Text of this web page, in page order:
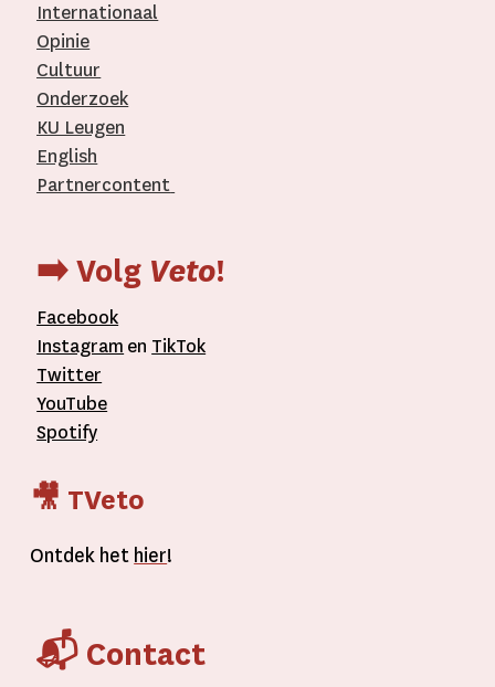
Internationaal­
Opinie
Cultuur
Onderzoek
KU Leugen
English
Partnercontent
➡️ Volg Veto!
Facebook
Instagram en TikTok
Twitter
YouTube
Spotify
🎥 TVeto
Ontdek het hier!
📬 Contact